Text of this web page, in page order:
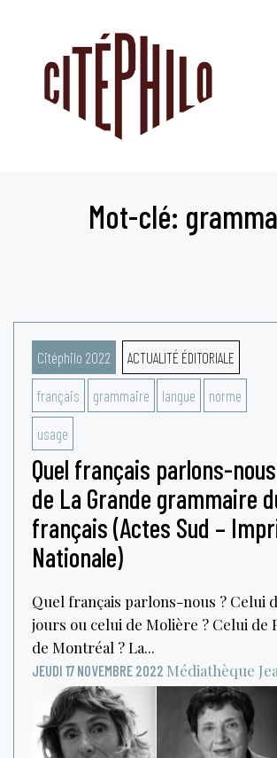
Mot-clé:
Citéphilo 2022 ACTUALITÉ ÉDITORIALE
français grammaire langue norme
usage
Quel français parlons-
de La Grande grammaire
français (Actes Sud –
Nationale)
Quel français parlons-nous ? Celui
jours ou celui de Molière ? Celui de
de Montréal ? La...
JEUDI 17 NOVEMBRE 2022 Médiathèque